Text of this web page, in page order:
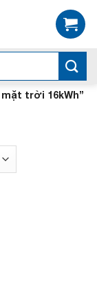
trời 16kWh”